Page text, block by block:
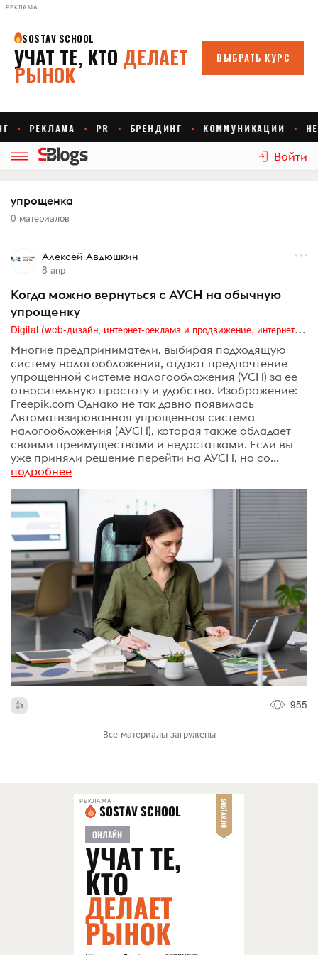
РЕКЛАМА
Войти
упрощенка
0 материалов
Алексей Авдюшкин
8 апр
Когда можно вернуться с АУСН на обычную
упрощенку
Digital (web-дизайн, интернет-реклама и продвижение, интернет-сообщества и блоги, интернет-коммуникации, мобильный маркетинг, реклама на цифровых экранах)
Многие предприниматели, выбирая подходящую
систему налогообложения, отдают предпочтение
упрощенной системе налогообложения (УСН) за ее
относительную простоту и удобство. Изображение:
Freepik.com Однако не так давно появилась
Автоматизированная упрощенная система
налогообложения (АУСН), которая также обладает
своими преимуществами и недостатками. Если вы
уже приняли решение перейти на АУСН, но со...
подробнее
955
Все материалы загружены
РЕКЛАМА